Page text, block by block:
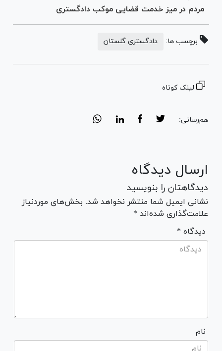
مردم در میز خدمت قضایی موکب دادگستری
برچسب ها: دادگستری گلستان
لینک کوتاه
هم‌رسانی:
ارسال دیدگاه
دیدگاهتان را بنویسید
نشانی ایمیل شما منتشر نخواهد شد. بخش‌های موردنیاز
علامت‌گذاری شده‌اند *
* دیدگاه
نام